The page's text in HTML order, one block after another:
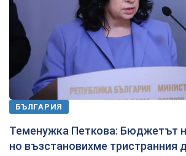
БЪЛГАРИЯ
Теменужка Петкова: Бюджетът
но възстановихме тристранния